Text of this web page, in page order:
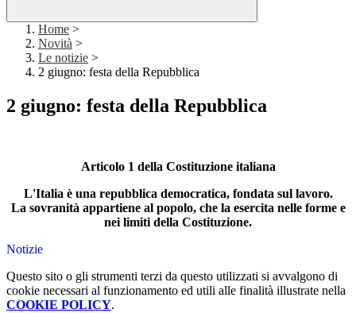
Home >
Novità >
Le notizie >
2 giugno: festa della Repubblica
2 giugno: festa della Repubblica
Articolo 1 della Costituzione italiana
L'Italia è una repubblica democratica, fondata sul lavoro.
La sovranità appartiene al popolo, che la esercita nelle forme e
nei limiti della Costituzione.
Notizie
Questo sito o gli strumenti terzi da questo utilizzati si avvalgono di
cookie necessari al funzionamento ed utili alle finalità illustrate nella
COOKIE POLICY.